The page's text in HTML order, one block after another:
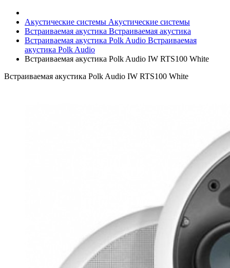
Акустические системы Акустические системы
Встраиваемая акустика Встраиваемая акустика
Встраиваемая акустика Polk Audio Встраиваемая
акустика Polk Audio
Встраиваемая акустика Polk Audio IW RTS100 White
Встраиваемая акустика Polk Audio IW RTS100 White